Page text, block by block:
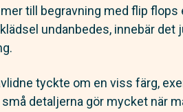
till begravning med flip flops
undanbedes, innebär
tyckte om en viss färg,
små detaljerna gör mycket när